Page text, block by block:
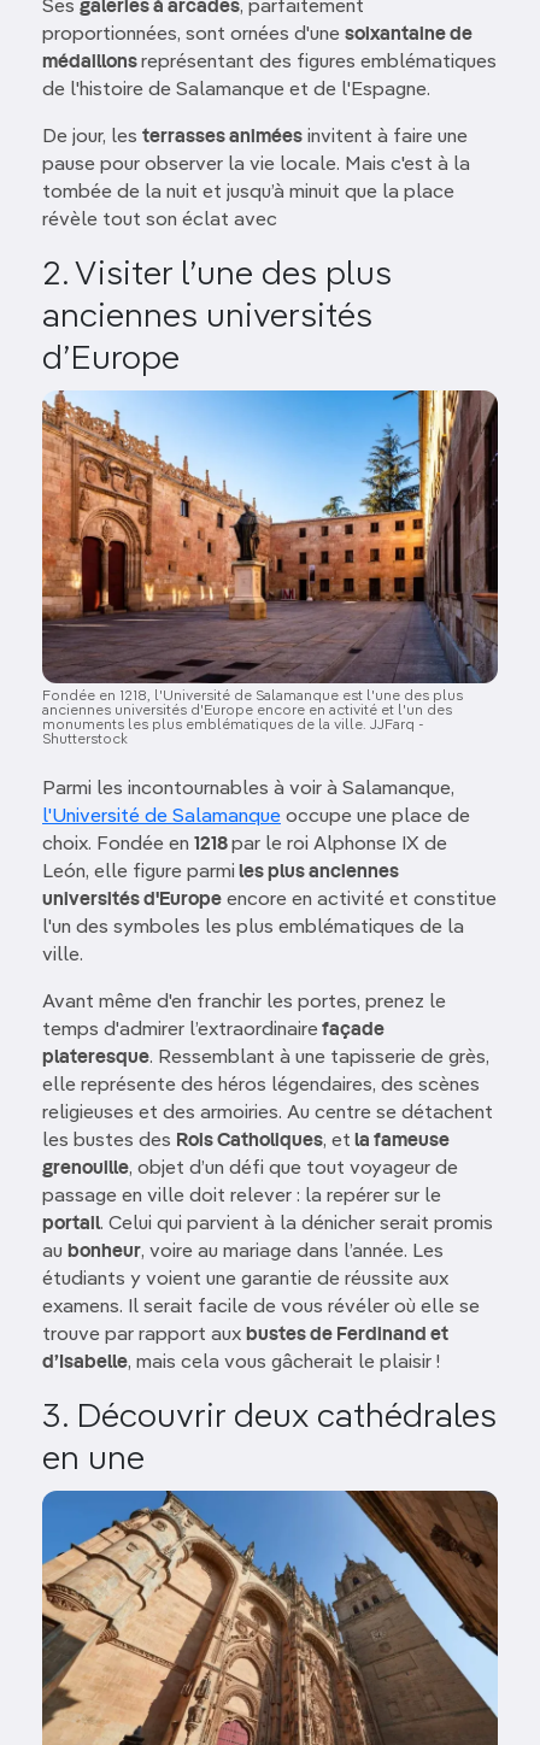
Ses galeries à arcades, parfaitement
proportionnées, sont ornées d'une soixantaine de
médaillonsreprésentant des figures emblématiques
de l'histoire de Salamanque et de l'Espagne.
De jour, les terrasses animées invitent à faire une
pause pour observer la vie locale. Mais c'est à la
tombée de la nuit et jusqu’à minuit que la place
révèle tout son éclat avec
2. Visiter l’une des plus
anciennes universités
d’Europe
Image
Fondée en 1218, l'Université de Salamanque est l'une des plus
anciennes universités d'Europe encore en activité et l'un des
monuments les plus emblématiques de la ville. JJFarq -
Shutterstock
Parmi les incontournables à voir à Salamanque,
l'Université de Salamanque occupe une place de
choix. Fondée en 1218par le roi Alphonse IX de
León, elle figure parmi les plus anciennes
universités d'Europe encore en activité et constitue
l'un des symboles les plus emblématiques de la
ville.
Avant même d'en franchir les portes, prenez le
temps d'admirer l’extraordinairefaçade
plateresque. Ressemblant à une tapisserie de grès,
elle représente des héros légendaires, des scènes
religieuses et des armoiries. Au centre se détachent
les bustes des Rois Catholiques, et la fameuse
grenouille, objet d’un défi que tout voyageur de
passage en ville doit relever : la repérer sur le
portail. Celui qui parvient à la dénicher serait promis
au bonheur, voire au mariage dans l’année. Les
étudiants y voient une garantie de réussite aux
examens. Il serait facile de vous révéler où elle se
trouve par rapport aux bustes de Ferdinand et
d’Isabelle, mais cela vous gâcherait le plaisir !
3. Découvrir deux cathédrales
en une
Image